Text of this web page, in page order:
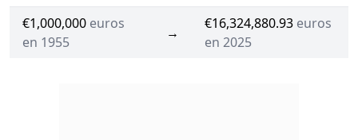
€1,000,000 euros
en 1955
→
€16,324,880.93 euros
en 2025